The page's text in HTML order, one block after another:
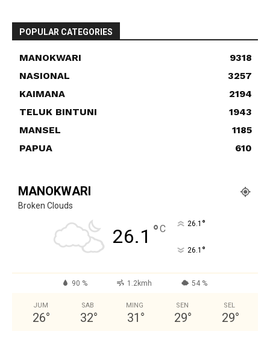
POPULAR CATEGORIES
MANOKWARI
9318
NASIONAL
3257
KAIMANA
2194
TELUK BINTUNI
1943
MANSEL
1185
PAPUA
610
MANOKWARI
Broken Clouds
26.1 °C 26.1 °
26.1 °
90 % 1.2kmh 54 %
JUM
26°
SAB
32°
MING
31 °
SEN
29°
SEL
29°